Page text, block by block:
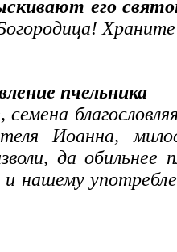
его
Храните
пчельника
Иоанна,
да
нашему